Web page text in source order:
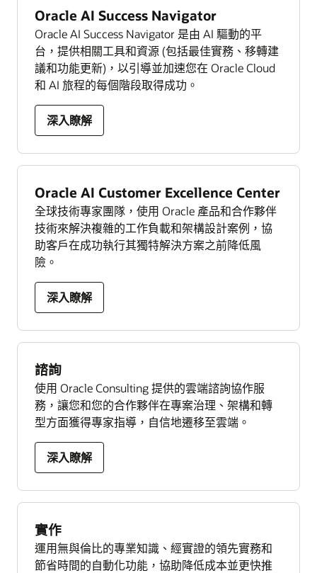
Oracle AI Success Navigator
Oracle AI Success Navigator 是由 AI 驅動的平
台，提供相關工具和資源 (包括最佳實務、移轉建
議和功能更新)，以引導並加速您在 Oracle Cloud
和 AI 旅程的每個階段取得成功。
深入瞭解
Oracle AI Customer Excellence Center
全球技術專家團隊，使用 Oracle 產品和合作夥伴
技術來解決複雜的工作負載和架構設計案例，協
助客戶在成功執行其獨特解決方案之前降低風
險。
深入瞭解
諮詢
使用 Oracle Consulting 提供的雲端諮詢協作服
務，讓您和您的合作夥伴在專案治理、架構和轉
型方面獲得專家指導，自信地遷移至雲端。
深入瞭解
實作
運用無與倫比的專業知識、經實證的領先實務和
節省時間的自動化功能，協助降低成本並更快推